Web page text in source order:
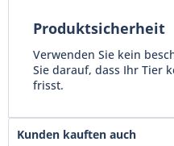
Produktsicherheit
Verwenden Sie kein
Sie darauf, dass Ihr Tier
frisst.
Kunden kauften auch